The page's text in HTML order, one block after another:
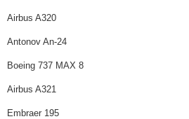
Airbus A320
Antonov An-24
Boeing 737 MAX 8
Airbus A321
Embraer 195